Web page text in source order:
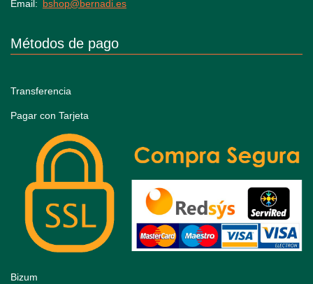
Email bshop@bernadi.es
Métodos de pago
Transferencia
Pagar con Tarjeta
Bizum